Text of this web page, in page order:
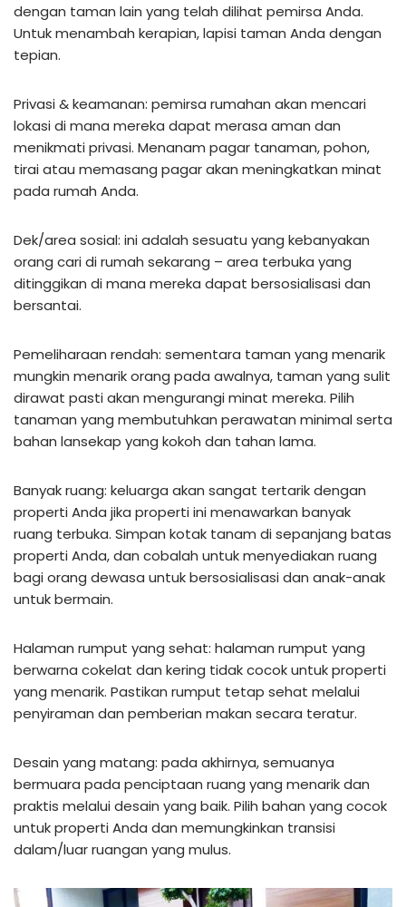
dengan taman lain yang telah dilihat pemirsa Anda.
Untuk menambah kerapian, lapisi taman Anda dengan
tepian.
Privasi & keamanan: pemirsa rumahan akan mencari
lokasi di mana mereka dapat merasa aman dan
menikmati privasi. Menanam pagar tanaman, pohon,
tirai atau memasang pagar akan meningkatkan minat
pada rumah Anda.
Dek/area sosial: ini adalah sesuatu yang kebanyakan
orang cari di rumah sekarang – area terbuka yang
ditinggikan di mana mereka dapat bersosialisasi dan
bersantai.
Pemeliharaan rendah: sementara taman yang menarik
mungkin menarik orang pada awalnya, taman yang sulit
dirawat pasti akan mengurangi minat mereka. Pilih
tanaman yang membutuhkan perawatan minimal serta
bahan lansekap yang kokoh dan tahan lama.
Banyak ruang: keluarga akan sangat tertarik dengan
properti Anda jika properti ini menawarkan banyak
ruang terbuka. Simpan kotak tanam di sepanjang batas
properti Anda, dan cobalah untuk menyediakan ruang
bagi orang dewasa untuk bersosialisasi dan anak-anak
untuk bermain.
Halaman rumput yang sehat: halaman rumput yang
berwarna cokelat dan kering tidak cocok untuk properti
yang menarik. Pastikan rumput tetap sehat melalui
penyiraman dan pemberian makan secara teratur.
Desain yang matang: pada akhirnya, semuanya
bermuara pada penciptaan ruang yang menarik dan
praktis melalui desain yang baik. Pilih bahan yang cocok
untuk properti Anda dan memungkinkan transisi
dalam/luar ruangan yang mulus.